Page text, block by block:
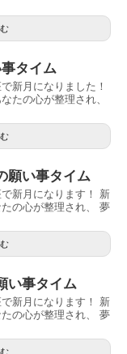
タイム
新月になりました！
たの心が整理され、
願い事タイム
新月になります！ 新
の心が整理され、 夢
い事タイム
新月になります！ 新
の心が整理され、 夢